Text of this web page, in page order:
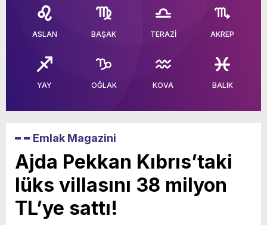
Karın yüzde 25’i Gazzeye Bağışlıyoruz
Sizlerin desteği ile…
ASLAN BAŞAK TERAZİ AKREP
YAY OĞLAK KOVA BALIK
Emlak Magazini
Ajda Pekkan Kıbrıs’taki
lüks villasını 38 milyon
TL’ye sattı!